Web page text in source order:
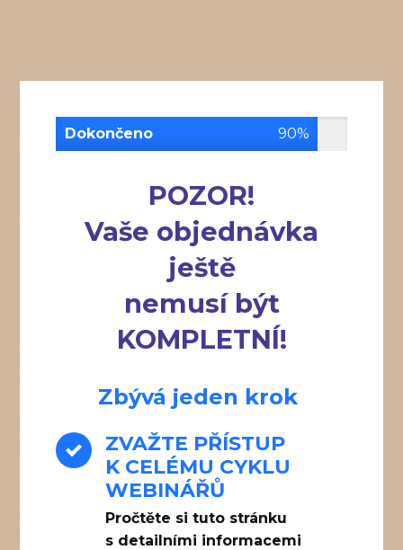
Dokončeno 90%
POZOR!
Vaše objednávka
ještě
nemusí být
KOMPLETNÍ!
Zbývá jeden krok
ZVAŽTE PŘÍSTUP
K CELÉMU CYKLU
WEBINÁŘŮ
Pročtěte si tuto stránku
s detailními informacemi